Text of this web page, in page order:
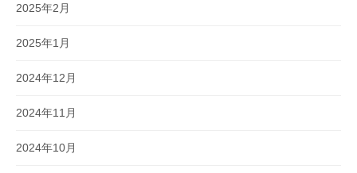
2025年2月
2025年1月
2024年12月
2024年11月
2024年10月